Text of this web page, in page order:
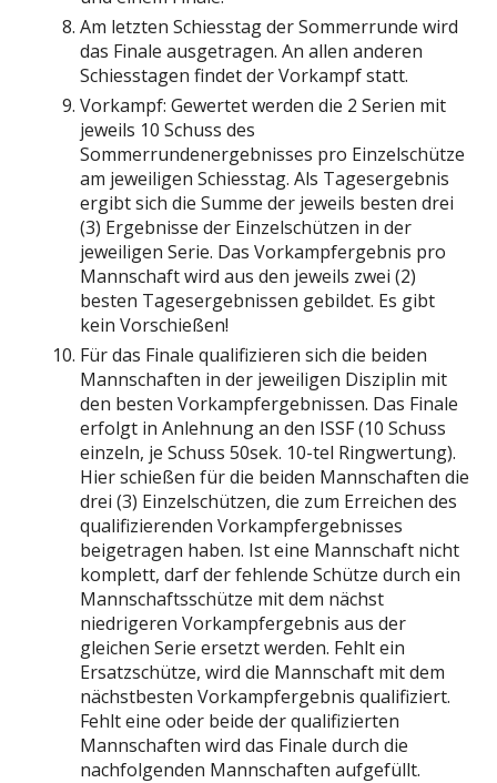
Am letzten Schiesstag der Sommerrunde wird
das Finale ausgetragen. An allen anderen
Schiesstagen findet der Vorkampf statt.
Vorkampf: Gewertet werden die 2 Serien mit
jeweils 10 Schuss des
Sommerrundenergebnisses pro Einzelschütze
am jeweiligen Schiesstag. Als Tagesergebnis
ergibt sich die Summe der jeweils besten drei
(3) Ergebnisse der Einzelschützen in der
jeweiligen Serie. Das Vorkampfergebnis pro
Mannschaft wird aus den jeweils zwei (2)
besten Tagesergebnissen gebildet. Es gibt
kein Vorschießen!
Für das Finale qualifizieren sich die beiden
Mannschaften in der jeweiligen Disziplin mit
den besten Vorkampfergebnissen. Das Finale
erfolgt in Anlehnung an den ISSF (10 Schuss
einzeln, je Schuss 50sek. 10-tel Ringwertung).
Hier schießen für die beiden Mannschaften die
drei (3) Einzelschützen, die zum Erreichen des
qualifizierenden Vorkampfergebnisses
beigetragen haben. Ist eine Mannschaft nicht
komplett, darf der fehlende Schütze durch ein
Mannschaftsschütze mit dem nächst
niedrigeren Vorkampfergebnis aus der
gleichen Serie ersetzt werden. Fehlt ein
Ersatzschütze, wird die Mannschaft mit dem
nächstbesten Vorkampfergebnis qualifiziert.
Fehlt eine oder beide der qualifizierten
Mannschaften wird das Finale durch die
nachfolgenden Mannschaften aufgefüllt.